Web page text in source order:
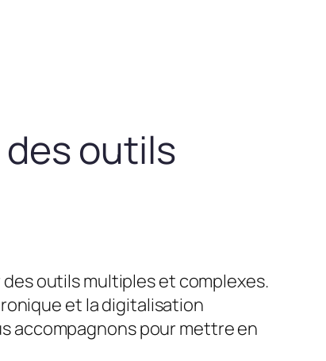
outils
outils multiples et complexes.
et la digitalisation
accompagnons pour mettre en